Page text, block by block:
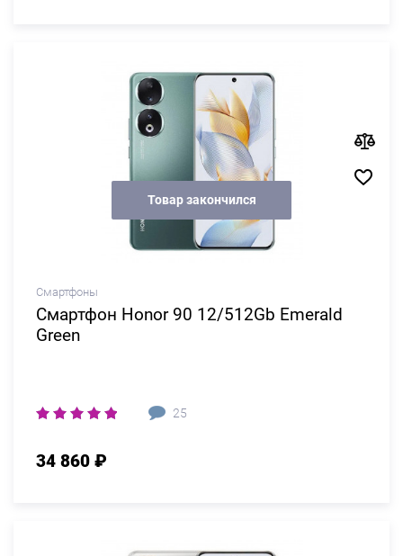
Товар закончился
Смартфоны
Смартфон Honor 90 12/512Gb Emerald
Green
25
34 860 ₽